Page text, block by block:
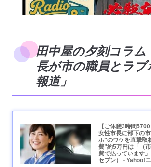
田中屋の夕刻コラム
長が市の職員とラブ
報道」
【ご休憩3時間
女性市長に部下の
ホ”のワケを直撃
費”約5万円は「（
費で払っています
セブン） - Yahoo!